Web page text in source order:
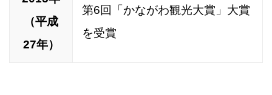
（平成
27年）
第6回「かながわ観光大賞」大賞
を受賞